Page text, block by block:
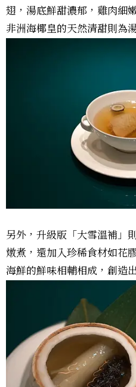
翅，湯底鮮甜濃郁，雞肉細
非洲海椰皇的天然清甜則為
另外，升級版「大雪溫補」
燉煮，還加入珍稀食材如花
海鮮的鮮味相輔相成，創造